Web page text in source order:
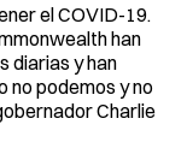
el COVID-19.
han
diarias y han
no podemos y no
Charlie